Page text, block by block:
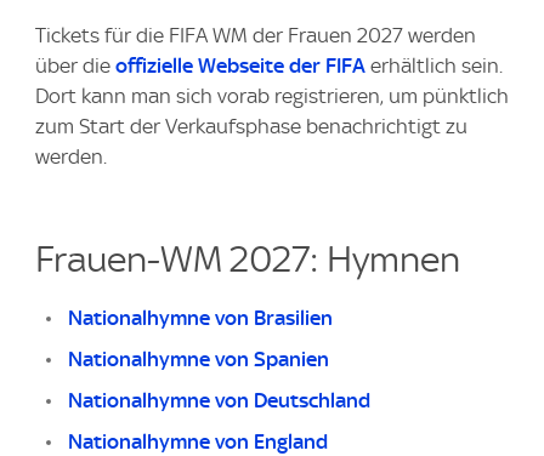
Tickets für die FIFA WM der Frauen 2027 werden
über die offizielle Webseite der FIFA erhältlich sein.
Dort kann man sich vorab registrieren, um pünktlich
zum Start der Verkaufsphase benachrichtigt zu
werden.
Frauen-WM 2027: Hymnen
Nationalhymne von Brasilien
Nationalhymne von Spanien
Nationalhymne von Deutschland
Nationalhymne von England